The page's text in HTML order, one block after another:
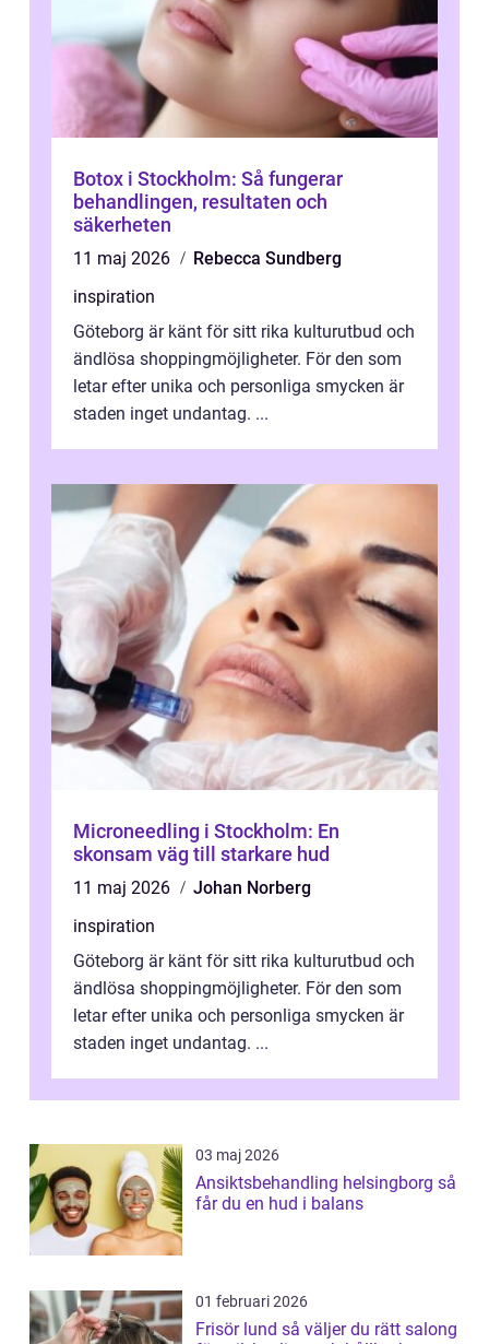
Botox i Stockholm: Så fungerar
behandlingen, resultaten och
säkerheten
11 maj 2026
Rebecca Sundberg
inspiration
Göteborg är känt för sitt rika kulturutbud och
ändlösa shoppingmöjligheter. För den som
letar efter unika och personliga smycken är
staden inget undantag. ...
Microneedling i Stockholm: En
skonsam väg till starkare hud
11 maj 2026
Johan Norberg
inspiration
Göteborg är känt för sitt rika kulturutbud och
ändlösa shoppingmöjligheter. För den som
letar efter unika och personliga smycken är
staden inget undantag. ...
03 maj 2026
Ansiktsbehandling helsingborg så
får du en hud i balans
01 februari 2026
Frisör lund så väljer du rätt salong